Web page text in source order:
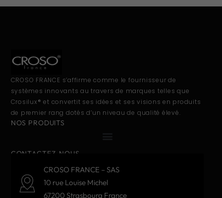
CROSO FRANCE s’affirme comme le fournisseur de
systèmes innovants au travers de marques telles que
Crosilux® et convertit ses idées et ses visions en produits
de premier rang dotés d’un niveau de qualité élevé.
NOS PRODUITS
CONTACTEZ-NOUS
CROSO FRANCE – SAS
10 rue Louise Michel
67200 Strasbourg France